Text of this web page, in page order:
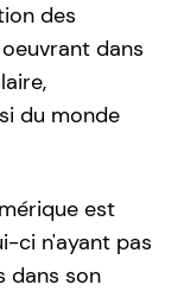
des
dans
du monde
est
ci n'ayant pas
dans son